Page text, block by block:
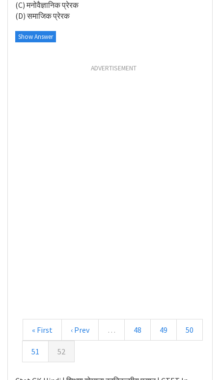
(C) मनोवैज्ञानिक प्रेरक
(D) समाजिक प्रेरक
Show Answer
ADVERTISEMENT
« First ‹ Prev … 48 49 50
51 52